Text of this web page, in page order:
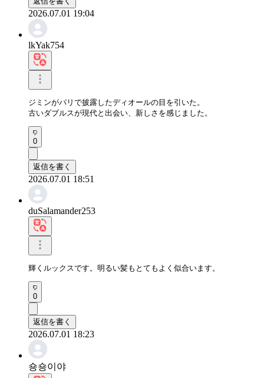
2026.07.01 19:04
lkYak754
ジミンがパリで披露したディオールの目を引いた。
古いダブルスが現代と出会い、新しさを感じました。
0
返信を書く
2026.07.01 18:51
duSalamander253
輝くルックスです。明るい髪もとてもよく似合います。
0
返信を書く
2026.07.01 18:23
숑숑이야